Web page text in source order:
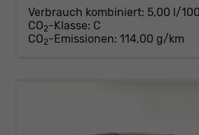
Verbrauch kombiniert: 5,00 l/
CO2-Klasse: C
CO2-Emissionen: 114,00 g/km